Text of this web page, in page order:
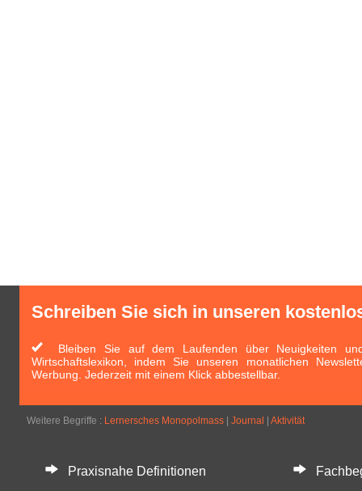
Schreiben Sie sich in unseren
Bleiben Sie auf dem Laufenden über Neuigkeiten
Wirtschaftslexikon, indem Sie unseren monatlichen
Werbung. Jederzeit mit einem Klick abbestellbar.
Weitere Begriffe : Lernersches Monopolmass Journal Aktivität
Praxisnahe Definitionen